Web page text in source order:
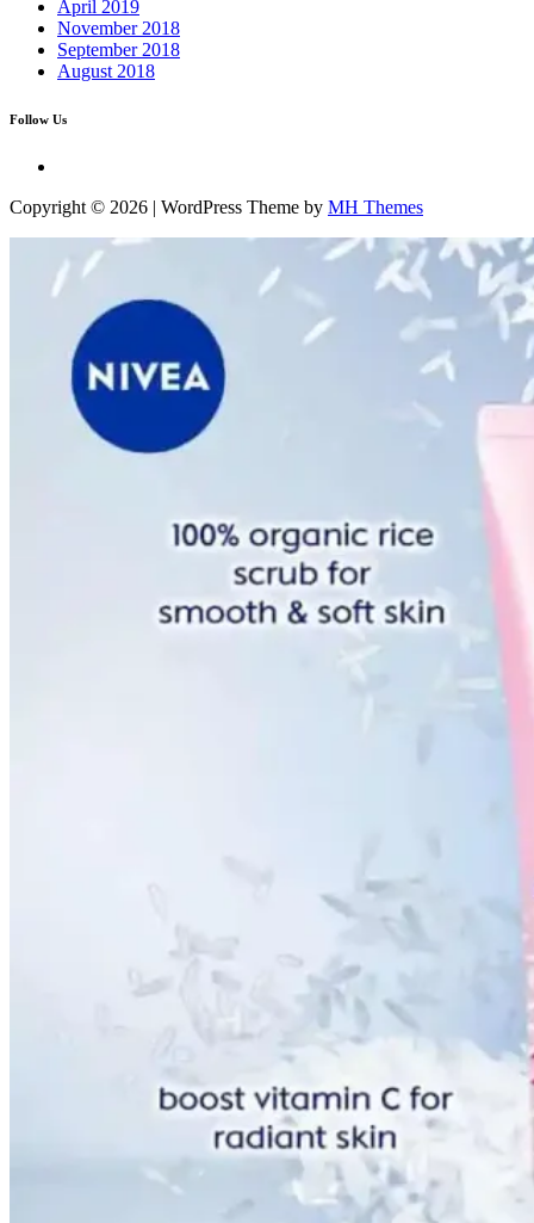
April 2019
November 2018
September 2018
August 2018
Follow Us
Copyright © 2026 | WordPress Theme by MH Themes